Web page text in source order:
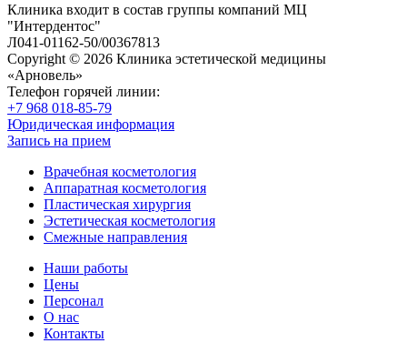
Клиника входит в состав группы компаний МЦ
"Интердентос"
Л041-01162-50/00367813
Copyright © 2026 Клиника эстетической медицины
«Арновель»
Телефон горячей линии:
+7 968 018-85-79
Юридическая информация
Запись на прием
Врачебная косметология
Аппаратная косметология
Пластическая хирургия
Эстетическая косметология
Смежные направления
Наши работы
Цены
Персонал
О нас
Контакты